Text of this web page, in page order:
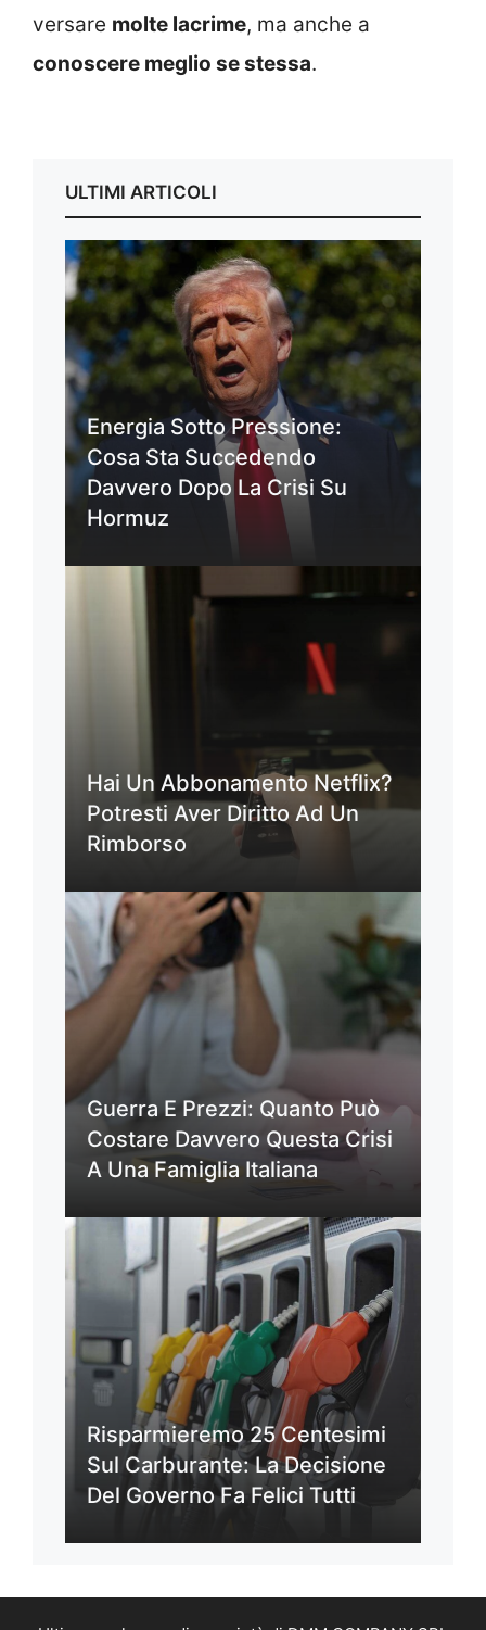
versare molte lacrime, ma anche a
conoscere meglio se stessa.
ULTIMI ARTICOLI
Energia Sotto Pressione:
Cosa Sta Succedendo
Davvero Dopo La Crisi Su
Hormuz
Hai Un Abbonamento Netflix?
Potresti Aver Diritto Ad Un
Rimborso
Guerra E Prezzi: Quanto Può
Costare Davvero Questa Crisi
A Una Famiglia Italiana
Risparmieremo 25 Centesimi
Sul Carburante: La Decisione
Del Governo Fa Felici Tutti